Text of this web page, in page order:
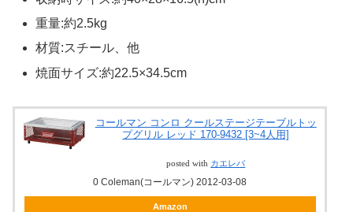
重量:約2.5kg
材質:スチール、他
焼面サイズ:約22.5×34.5cm
コールマン コンロ クールステージテーブルトッ
プグリル レッド 170-9432 [3~4人用]
posted with カエレバ
0 Coleman(コールマン) 2012-03-08
Amazon